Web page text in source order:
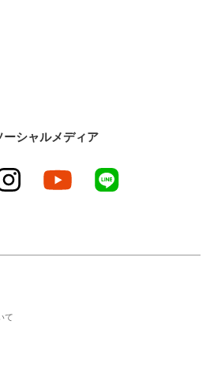
ーシャルメディア
instagram youtube
て